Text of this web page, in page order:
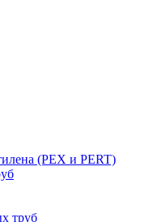
(PEX и PERT)
труб